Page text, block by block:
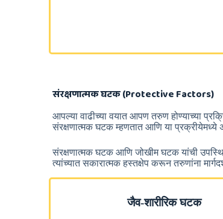
संरक्षणात्मक घटक (Protective Factors)
आपल्या वाढीच्या वयात आपण तरुण होण्याच्या
संरक्षणात्मक घटक म्हणतात आणि या
संरक्षणात्मक घटक आणि जोखीम घटक यांची
त्यांच्यात सकारात्मक हस्तक्षेप करून तरुणांना
जैव-शारीरिक घटक